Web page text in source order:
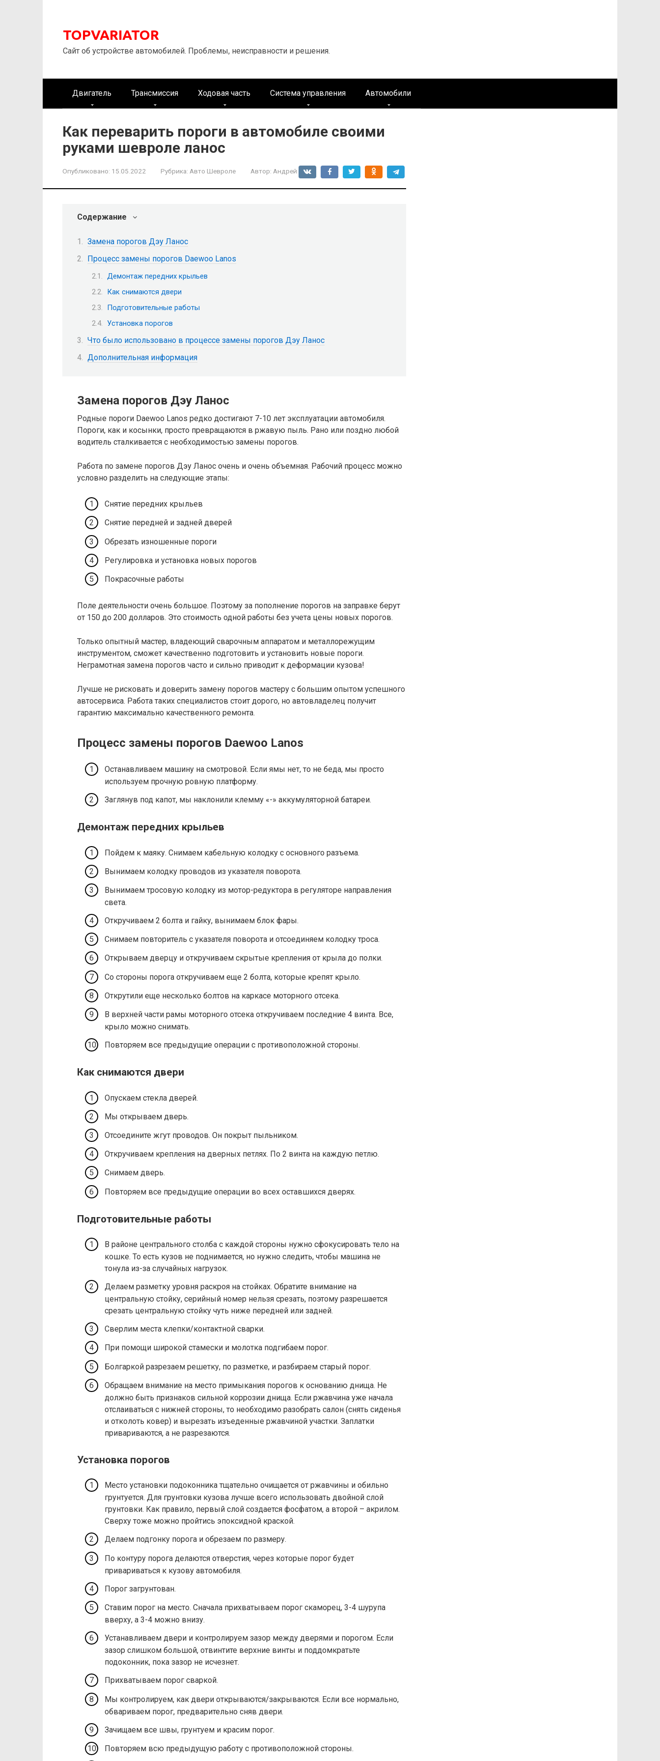
TOPVARIATOR
Сайт об устройстве автомобилей. Проблемы, неисправности и решения.
Двигатель Трансмиссия Ходовая часть Система управления Автомобили
Как переварить пороги в автомобиле своими
руками шевроле ланос
Опубликовано: 15.05.2022 Рубрика: Авто Шевроле Автор: Андрей
Содержание
Замена порогов Дэу Ланос
Процесс замены порогов Daewoo Lanos
Демонтаж передних крыльев
Как снимаются двери
Подготовительные работы
Установка порогов
Что было использовано в процессе замены порогов Дэу Ланос
Дополнительная информация
Замена порогов Дэу Ланос
Родные пороги Daewoo Lanos редко достигают 7-10 лет эксплуатации автомобиля.
Пороги, как и косынки, просто превращаются в ржавую пыль. Рано или поздно любой
водитель сталкивается с необходимостью замены порогов.
Работа по замене порогов Дэу Ланос очень и очень объемная. Рабочий процесс можно
условно разделить на следующие этапы:
Снятие передних крыльев
Снятие передней и задней дверей
Обрезать изношенные пороги
Регулировка и установка новых порогов
Покрасочные работы
Поле деятельности очень большое. Поэтому за пополнение порогов на заправке берут
от 150 до 200 долларов. Это стоимость одной работы без учета цены новых порогов.
Только опытный мастер, владеющий сварочным аппаратом и металлорежущим
инструментом, сможет качественно подготовить и установить новые пороги.
Неграмотная замена порогов часто и сильно приводит к деформации кузова!
Лучше не рисковать и доверить замену порогов мастеру с большим опытом успешного
автосервиса. Работа таких специалистов стоит дорого, но автовладелец получит
гарантию максимально качественного ремонта.
Процесс замены порогов Daewoo Lanos
Останавливаем машину на смотровой. Если ямы нет, то не беда, мы просто
используем прочную ровную платформу.
Заглянув под капот, мы наклонили клемму «-» аккумуляторной батареи.
Демонтаж передних крыльев
Пойдем к маяку. Снимаем кабельную колодку с основного разъема.
​Вынимаем колодку проводов из указателя поворота.
​Вынимаем тросовую колодку из мотор-редуктора в регуляторе направления
света.
​Откручиваем 2 болта и гайку, вынимаем блок фары.
​Снимаем повторитель с указателя поворота и отсоединяем колодку троса.
​Открываем дверцу и откручиваем скрытые крепления от крыла до полки.
​Со стороны порога откручиваем еще 2 болта, которые крепят крыло.
​Открутили еще несколько болтов на каркасе моторного отсека.
​В верхней части рамы моторного отсека откручиваем последние 4 винта. Все,
крыло можно снимать.
​Повторяем все предыдущие операции с противоположной стороны.
Как снимаются двери
Опускаем стекла дверей.
Мы открываем дверь.
Отсоедините жгут проводов. Он покрыт пыльником.
Откручиваем крепления на дверных петлях. По 2 винта на каждую петлю.
​Снимаем дверь.
Повторяем все предыдущие операции во всех оставшихся дверях.
Подготовительные работы
В районе центрального столба с каждой стороны нужно сфокусировать тело на
кошке. То есть кузов не поднимается, но нужно следить, чтобы машина не
тонула из-за случайных нагрузок.
Делаем разметку уровня раскроя на стойках. Обратите внимание на
центральную стойку, серийный номер нельзя срезать, поэтому разрешается
срезать центральную стойку чуть ниже передней или задней.
Сверлим места клепки/контактной сварки.
При помощи широкой стамески и молотка подгибаем порог.
Болгаркой разрезаем решетку, по разметке, и разбираем старый порог.
Обращаем внимание на место примыкания порогов к основанию днища. Не
должно быть признаков сильной коррозии днища. Если ржавчина уже начала
отслаиваться с нижней стороны, то необходимо разобрать салон (снять сиденья
и отколоть ковер) и вырезать изъеденные ржавчиной участки. Заплатки
привариваются, а не разрезаются.
Установка порогов
Место установки подоконника тщательно очищается от ржавчины и обильно
грунтуется. Для грунтовки кузова лучше всего использовать двойной слой
грунтовки. Как правило, первый слой создается фосфатом, а второй – акрилом.
Сверху тоже можно пройтись эпоксидной краской.
​Делаем подгонку порога и обрезаем по размеру.
По контуру порога делаются отверстия, через которые порог будет
привариваться к кузову автомобиля.
​Порог загрунтован.
Ставим порог на место. Сначала прихватываем порог скаморец, 3-4 шурупа
вверху, а 3-4 можно внизу.
Устанавливаем двери и контролируем зазор между дверями и порогом. Если
зазор слишком большой, отвинтите верхние винты и поддомкратьте
подоконник, пока зазор не исчезнет.
​Прихватываем порог сваркой.
Мы контролируем, как двери открываются/закрываются. Если все нормально,
обвариваем порог, предварительно сняв двери.
​Зачищаем все швы, грунтуем и красим порог.
Повторяем всю предыдущую работу с противоположной стороны.